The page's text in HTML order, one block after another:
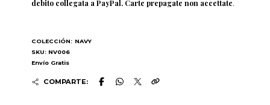
debito collegata a PayPal. Carte prepagate non accettate.
COLECCIÓN: NAVY
SKU: NV006
Envío Gratis
COMPARTE: